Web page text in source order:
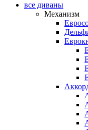
все диваны
Механизм